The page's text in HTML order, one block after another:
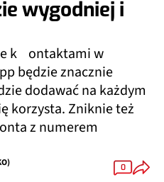
wygodniej i
k ontaktami w
będzie znacznie
dodawać na każdym
korzysta. Zniknie też
z numerem
0